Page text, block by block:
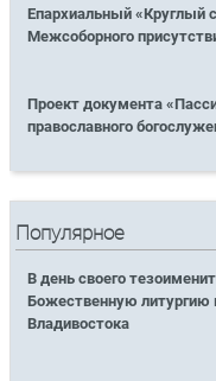
Епархиальный «Круглый
Межсоборного
Проект документа
православного
Популярное
В день своего
Божественную литургию
Владивостока